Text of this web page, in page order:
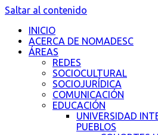
Saltar al contenido
INICIO
ACERCA DE NOMADESC
ÁREAS
REDES
SOCIOCULTURAL
SOCIOJURÍDICA
COMUNICACIÓN
EDUCACIÓN
UNIVERSIDAD
PUEBLOS